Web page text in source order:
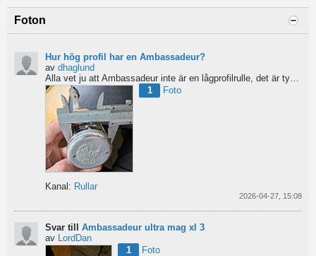
Foton
Hur hög profil har en Ambassadeur?
av dhaglund
Alla vet ju att Ambassadeur inte är en lågprofilrulle, det är tydligt. Men hur hög profil har de egentligen?...
1
Foto
Kanal: Rullar
2026-04-27, 15:08
Svar till Ambassadeur ultra mag xl 3
av
LordDan
1
Foto